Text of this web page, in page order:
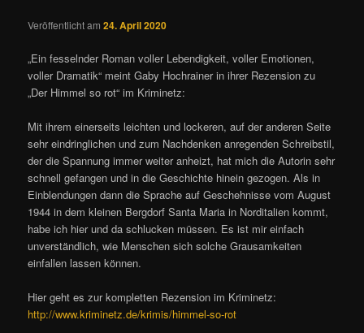
Veröffentlicht am24. April 2020
„Ein fesselnder Roman voller Lebendigkeit, voller Emotionen,
voller Dramatik“ meint Gaby Hochrainer in ihrer Rezension zu
„Der Himmel so rot“ im Kriminetz:
Mit ihrem einerseits leichten und lockeren, auf der anderen Seite
sehr eindringlichen und zum Nachdenken anregenden Schreibstil,
der die Spannung immer weiter anheizt, hat mich die Autorin sehr
schnell gefangen und in die Geschichte hinein gezogen. Als in
Einblendungen dann die Sprache auf Geschehnisse vom August
1944 in dem kleinen Bergdorf Santa Maria in Norditalien kommt,
habe ich hier und da schlucken müssen. Es ist mir einfach
unverständlich, wie Menschen sich solche Grausamkeiten
einfallen lassen können.
Hier geht es zur kompletten Rezension im Kriminetz:
http://www.kriminetz.de/krimis/himmel-so-rot